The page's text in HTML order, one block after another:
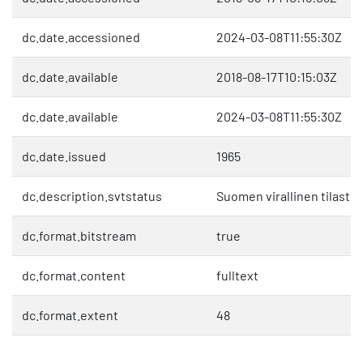
dc.date.accessioned 2024-03-08T11:55:30Z
dc.date.available 2018-08-17T10:15:03Z
dc.date.available 2024-03-08T11:55:30Z
dc.date.issued 1965
dc.description.svtstatus Suomen virallinen tilasto
dc.format.bitstream true
dc.format.content fulltext
dc.format.extent 48